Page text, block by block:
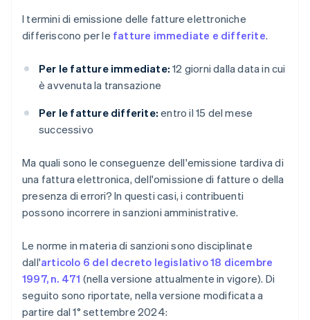
I termini di emissione delle fatture elettroniche
differiscono per le fatture immediate e differite.
Per le fatture immediate: 12 giorni dalla data in cui
è avvenuta la transazione
Per le fatture differite: entro il 15 del mese
successivo
Ma quali sono le conseguenze dell'emissione tardiva di
una fattura elettronica, dell'omissione di fatture o della
presenza di errori? In questi casi, i contribuenti
possono incorrere in sanzioni amministrative.
Le norme in materia di sanzioni sono disciplinate
dall'articolo 6 del decreto legislativo 18 dicembre
1997, n. 471 (nella versione attualmente in vigore). Di
seguito sono riportate, nella versione modificata a
partire dal 1° settembre 2024: